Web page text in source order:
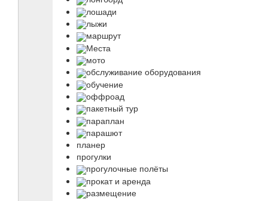
лошади
лыжи
маршрут
Места
мото
обслуживание оборудования
обучение
оффроад
пакетный тур
параплан
парашют
планер
прогулки
прогулочные полёты
прокат и аренда
размещение